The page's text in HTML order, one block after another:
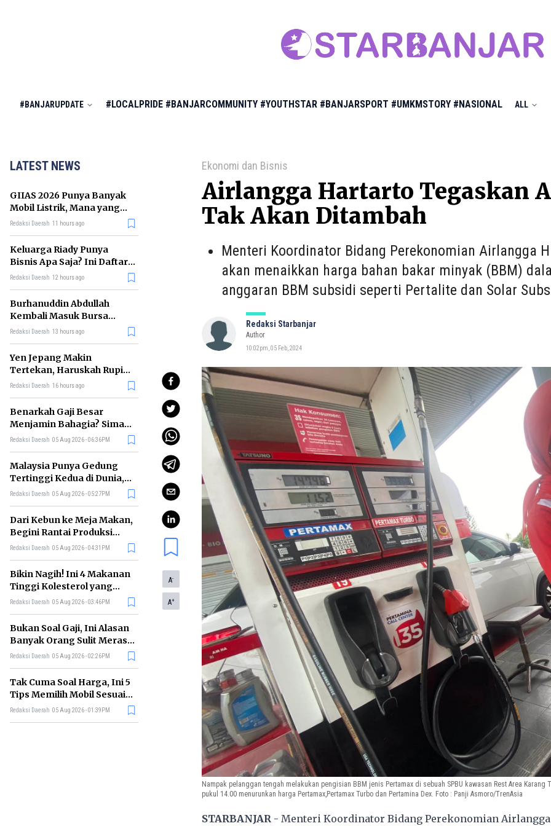
#BANJARUPDATE #LOCALPRIDE #BANJARCOMMUNITY #YOUTHSTAR #BANJARSPORT #UMKMSTORY #NASIONAL ALL
LATEST NEWS
GIIAS 2026 Punya Banyak
Mobil Listrik, Mana yang
Cocok untuk Gaji Rp10 Juta?
Redaksi Daerah 11 hours ago
Keluarga Riady Punya
Bisnis Apa Saja? Ini Daftar
Kerajaan Usahanya
Redaksi Daerah 12 hours ago
Burhanuddin Abdullah
Kembali Masuk Bursa
Gubernur BI, Ini Rekam
Redaksi Daerah 13 hours ago
Yen Jepang Makin
Tertekan, Haruskah Rupiah
Ikut Khawatir?
Redaksi Daerah 16 hours ago
Benarkah Gaji Besar
Menjamin Bahagia? Simak
Penjelasan Ilmu Ekonomi
Redaksi Daerah 05 Aug 2026 - 06:36PM
Malaysia Punya Gedung
Tertinggi Kedua di Dunia,
Ini Daftar Lengkap 2026
Redaksi Daerah 05 Aug 2026 - 05:27PM
Dari Kebun ke Meja Makan,
Begini Rantai Produksi
Sawit di Indonesia
Redaksi Daerah 05 Aug 2026 - 04:31PM
Bikin Nagih! Ini 4 Makanan
Tinggi Kolesterol yang
Sebaiknya Dikurangi
Redaksi Daerah 05 Aug 2026 - 03:46PM
Bukan Soal Gaji, Ini Alasan
Banyak Orang Sulit Merasa
Cukup
Redaksi Daerah 05 Aug 2026 - 02:26PM
Tak Cuma Soal Harga, Ini 5
Tips Memilih Mobil Sesuai
Kebutuhan
Redaksi Daerah 05 Aug 2026 - 01:39PM
Ekonomi dan Bisnis
Airlangga Hartarto Tegaskan
Tak Akan Ditambah
Menteri Koordinator Bidang Perekonomian Airlangga
akan menaikkan harga bahan bakar minyak (BBM)
anggaran BBM subsidi seperti Pertalite dan Solar
Redaksi Starbanjar
Author
10:02pm, 05 Feb, 2024
A-
A+
Nampak pelanggan tengah melakukan pengisian BBM jenis Pertamax di sebuah SPBU kawasan Rest Area
pukul 14.00 menurunkan harga Pertamax,Pertamax Turbo dan Pertamina Dex. Foto : Panji Asmoro/TrenAsia
STARBANJAR- Menteri Koordinator Bidang Perekonomian